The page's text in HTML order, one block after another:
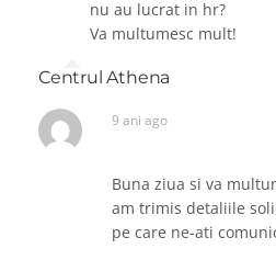
nu au lucrat in hr?
Va multumesc mult!
Centrul Athena
9 ani ago
Buna ziua si va
am trimis detaliile
pe care ne-ati